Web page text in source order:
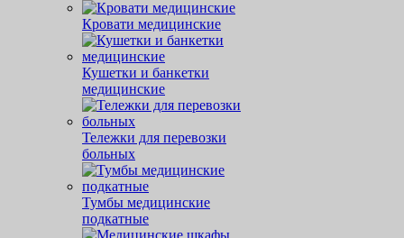
Кровати медицинские
Кушетки и банкетки
медицинские
Тележки для перевозки
больных
Тумбы медицинские
подкатные